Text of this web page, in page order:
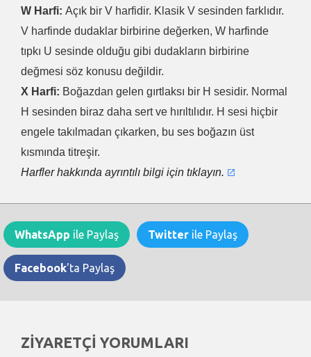
W Harfi: Açık bir V harfidir. Klasik V sesinden farklıdır.
V harfinde dudaklar birbirine değerken, W harfinde
tıpkı U sesinde olduğu gibi dudakların birbirine
değmesi söz konusu değildir.
X Harfi: Boğazdan gelen gırtlaksı bir H sesidir. Normal
H sesinden biraz daha sert ve hırıltılıdır. H sesi hiçbir
engele takılmadan çıkarken, bu ses boğazın üst
kısmında titreşir.
Harfler hakkında ayrıntılı bilgi için tıklayın.
WhatsApp ile Paylaş Twitter ile Paylaş
Facebook'ta Paylaş
ZİYARETÇİ YORUMLARI